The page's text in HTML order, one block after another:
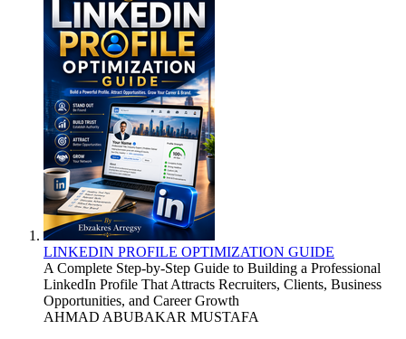
LINKEDIN PROFILE OPTIMIZATION GUIDE
A Complete Step-by-Step Guide to Building a Professional
LinkedIn Profile That Attracts Recruiters, Clients, Business
Opportunities, and Career Growth
AHMAD ABUBAKAR MUSTAFA